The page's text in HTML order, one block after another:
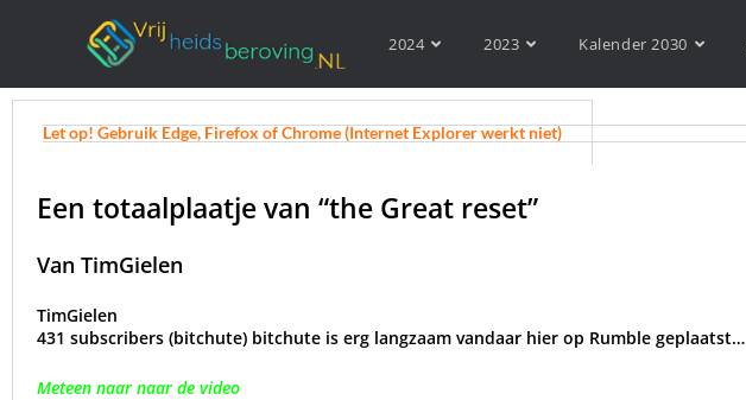
2024 2023 Kalender 2030
Let op! Gebruik Edge, Firefox of Chrome (Internet Explorer werkt niet)
Een totaalplaatje van “the Great reset”
Van TimGielen
TimGielen
431 subscribers (bitchute) bitchute is erg langzaam vandaar hier op Rumble geplaatst…
Meteen naar naar de video